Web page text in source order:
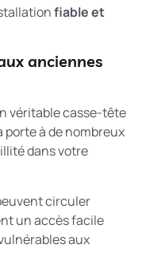
fiable et
anciennes
véritable casse-tête
à de nombreux
dans votre
circuler
un accès facile
aux